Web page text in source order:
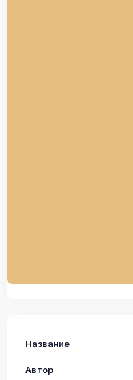
Название
Автор